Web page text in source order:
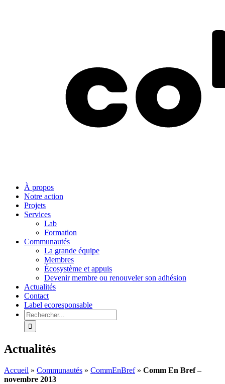
À propos
Notre action
Projets
Services
Lab
Formation
Communautés
La grande équipe
Membres
Écosystème et appuis
Devenir membre ou renouveler son adhésion
Actualités
Contact
Label ecoresponsable
Rechercher:
Actualités
Accueil » Communautés » CommEnBref» Comm En Bref –
novembre 2013